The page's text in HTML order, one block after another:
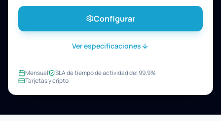
Configurar
Ver especificaciones
Mensual
SLA de tiempo de actividad del 99,9%
Tarjetas y cripto